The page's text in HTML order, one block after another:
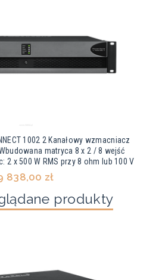
1002 2 Kanałowy wzmacniacz
matryca 8 x 2 / 8 wejść
x 500 W RMS przy 8 ohm lub 100 V
838,00 zł
produkty